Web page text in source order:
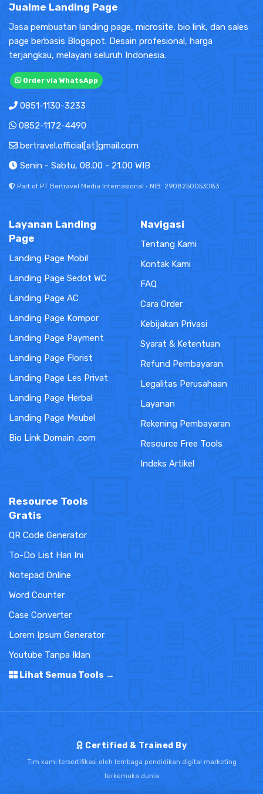
Jualme Landing Page
Jasa pembuatan landing page, microsite, bio link, dan sales
page berbasis Blogspot. Desain profesional, harga
terjangkau, melayani seluruh Indonesia.
Order via WhatsApp
0851-1130-3233
0852-1172-4490
bertravel.official[at]gmail.com
Senin - Sabtu, 08.00 - 21.00 WIB
Part of PT Bertravel Media Internasional · NIB: 2908250053083
Layanan Landing
Page
Landing Page Mobil
Landing Page Sedot WC
Landing Page AC
Landing Page Kompor
Landing Page Payment
Landing Page Florist
Landing Page Les Privat
Landing Page Herbal
Landing Page Meubel
Bio Link Domain .com
Navigasi
Tentang Kami
Kontak Kami
FAQ
Cara Order
Kebijakan Privasi
Syarat & Ketentuan
Refund Pembayaran
Legalitas Perusahaan
Layanan
Rekening Pembayaran
Resource Free Tools
Indeks Artikel
Resource Tools
Gratis
QR Code Generator
To-Do List Hari Ini
Notepad Online
Word Counter
Case Converter
Lorem Ipsum Generator
Youtube Tanpa Iklan
Lihat Semua Tools →
Certified & Trained By
Tim kami tersertifikasi oleh lembaga pendidikan digital marketing
terkemuka dunia